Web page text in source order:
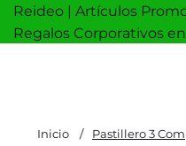
Reideo | Artículos
Regalos Corporativos
Inicio / Pastillero 3